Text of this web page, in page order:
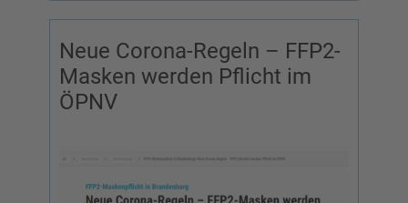
Neue Corona-Regeln – FFP2-
Masken werden Pflicht im
ÖPNV